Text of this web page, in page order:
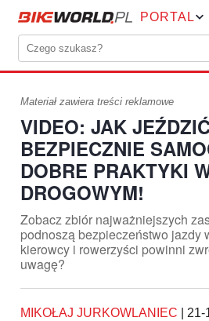
PORTAL
Materiał zawiera treści reklamowe
VIDEO: JAK
BEZPIECZNIE
DOBRE PRAKTYKI
DROGOWYM!
Zobacz zbiór najważniejszych
podnoszą bezpieczeństwo jazdy
kierowcy i rowerzyści powinni
uwagę?
MIKOŁAJ JURKOWLANIEC |21-